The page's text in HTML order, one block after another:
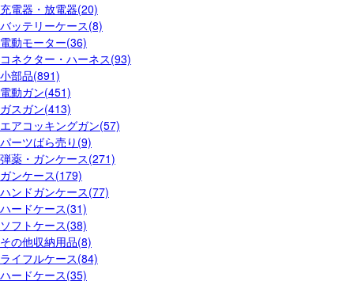
充電器・放電器(20)
バッテリーケース(8)
電動モーター(36)
コネクター・ハーネス(93)
小部品(891)
電動ガン(451)
ガスガン(413)
エアコッキングガン(57)
パーツばら売り(9)
弾薬・ガンケース(271)
ガンケース(179)
ハンドガンケース(77)
ハードケース(31)
ソフトケース(38)
その他収納用品(8)
ライフルケース(84)
ハードケース(35)